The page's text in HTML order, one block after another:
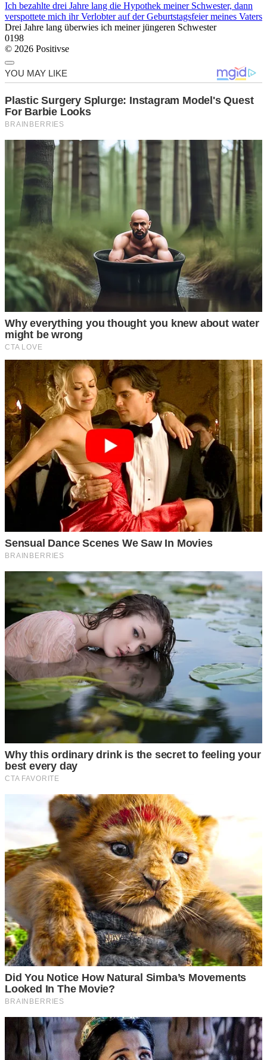
Ich bezahlte drei Jahre lang die Hypothek meiner Schwester, dann
verspottete mich ihr Verlobter auf der Geburtstagsfeier meines Vaters
Drei Jahre lang überwies ich meiner jüngeren Schwester
0198
© 2026 Positivse